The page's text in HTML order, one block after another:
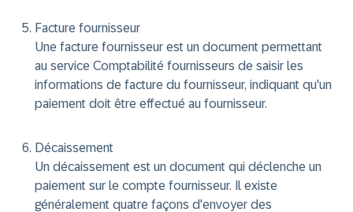
Facture fournisseur
Une facture fournisseur est un document permettant
au service Comptabilité fournisseurs de saisir les
informations de facture du fournisseur, indiquant qu'un
paiement doit être effectué au fournisseur.
Décaissement
Un décaissement est un document qui déclenche un
paiement sur le compte fournisseur. Il existe
généralement quatre façons d'envoyer des